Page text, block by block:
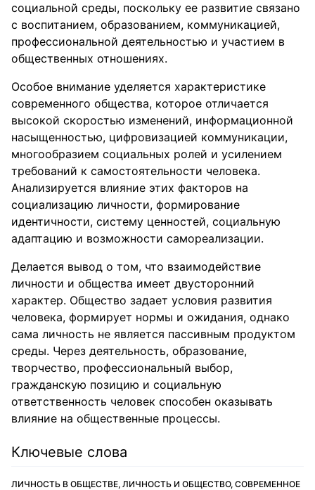
социальной среды, поскольку ее развитие связано
с воспитанием, образованием, коммуникацией,
профессиональной деятельностью и участием в
общественных отношениях.
Особое внимание уделяется характеристике
современного общества, которое отличается
высокой скоростью изменений, информационной
насыщенностью, цифровизацией коммуникации,
многообразием социальных ролей и усилением
требований к самостоятельности человека.
Анализируется влияние этих факторов на
социализацию личности, формирование
идентичности, систему ценностей, социальную
адаптацию и возможности самореализации.
Делается вывод о том, что взаимодействие
личности и общества имеет двусторонний
характер. Общество задает условия развития
человека, формирует нормы и ожидания, однако
сама личность не является пассивным продуктом
среды. Через деятельность, образование,
творчество, профессиональный выбор,
гражданскую позицию и социальную
ответственность человек способен оказывать
влияние на общественные процессы.
Ключевые слова
ЛИЧНОСТЬ В ОБЩЕСТВЕ, ЛИЧНОСТЬ И ОБЩЕСТВО, СОВРЕМЕННОЕ